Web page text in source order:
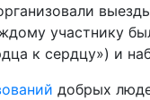
участнику
к сердцу») и
добрых